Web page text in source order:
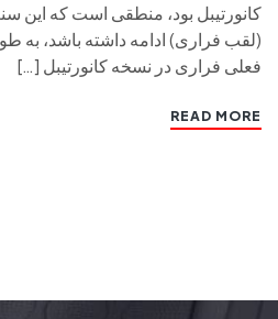
کانورتیبل بود، منطقی است که
(لقب فراری) ادامه داشته باشد، به
فعلی فراری در نسخه کانورتیبل […]
READ MORE